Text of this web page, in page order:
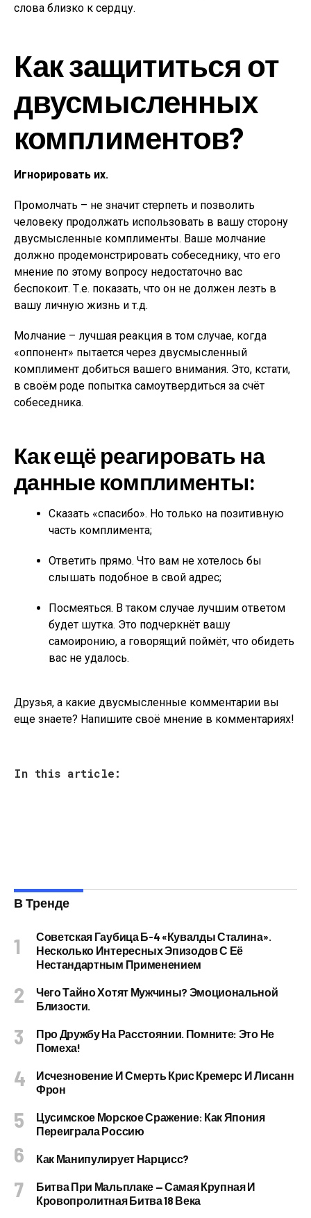
слова близко к сердцу.
Как защититься от
двусмысленных
комплиментов?
Игнорировать их.
Промолчать – не значит стерпеть и позволить
человеку продолжать использовать в вашу сторону
двусмысленные комплименты. Ваше молчание
должно продемонстрировать собеседнику, что его
мнение по этому вопросу недостаточно вас
беспокоит. Т.е. показать, что он не должен лезть в
вашу личную жизнь и т.д.
Молчание – лучшая реакция в том случае, когда
«оппонент» пытается через двусмысленный
комплимент добиться вашего внимания. Это, кстати,
в своём роде попытка самоутвердиться за счёт
собеседника.
Как ещё реагировать на
данные комплименты:
Сказать «спасибо». Но только на позитивную
часть комплимента;
Ответить прямо. Что вам не хотелось бы
слышать подобное в свой адрес;
Посмеяться. В таком случае лучшим ответом
будет шутка. Это подчеркнёт вашу
самоиронию, а говорящий поймёт, что обидеть
вас не удалось.
Друзья, а какие двусмысленные комментарии вы
еще знаете? Напишите своё мнение в комментариях!
In this article:
В Тренде
Советская Гаубица Б-4 «Кувалды Сталина».
Несколько Интересных Эпизодов С Её
Нестандартным Применением
Чего Тайно Хотят Мужчины? Эмоциональной
Близости.
Про Дружбу На Расстоянии. Помните: Это Не
Помеха!
Исчезновение И Смерть Крис Кремерс И Лисанн
Фрон
Цусимское Морское Сражение: Как Япония
Переиграла Россию
Как Манипулирует Нарцисс?
Битва При Мальплаке — Самая Крупная И
Кровопролитная Битва 18 Века